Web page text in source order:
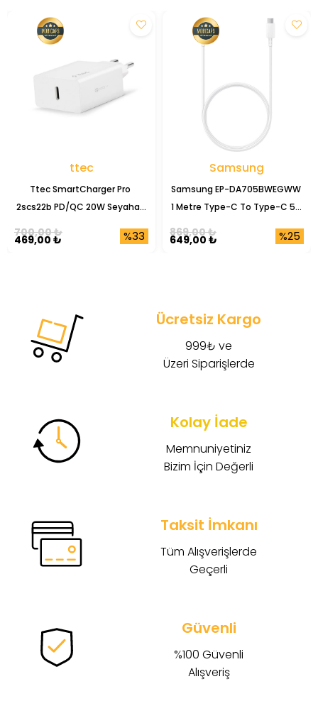
ttec
Ttec SmartCharger Pro
2scs22b PD/QC 20W Seyahat
%33
469,00 ₺
700,00 ₺
Samsung
Samsung EP-DA705BWEGWW
1 Metre Type-C To Type-C 5A
%25
649,00 ₺
869,00 ₺
Ücretsiz Kargo
999₺ ve
Üzeri Siparişlerde
Kolay İade
Memnuniyetiniz
Bizim İçin Değerli
Taksit İmkanı
Tüm Alışverişlerde
Geçerli
Güvenli
%100 Güvenli
Alışveriş